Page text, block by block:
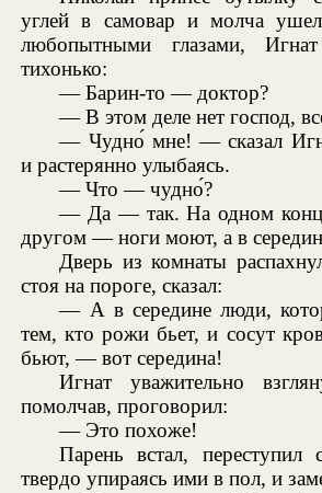
углей в самовар и молча
любопытными глазами,
тихонько:
— Барин-то — доктор?
— В этом деле нет господ,
— Чудно́ мне! — сказал
и растерянно улыбаясь.
— Что — чудно́?
— Да — так. На одном
другом — ноги моют, а в
Дверь из комнаты
стоя на пороге, сказал:
— А в середине люди,
тем, кто рожи бьет, и сосут
бьют, — вот середина!
Игнат уважительно
помолчав, проговорил:
— Это похоже!
Парень встал,
твердо упираясь ими в пол, и